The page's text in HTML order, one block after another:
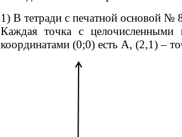
1) В тетради с печатной основой №
Каждая точка с целочисленными
координатами (0;0) есть А, (2,1) –